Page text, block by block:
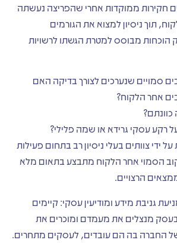
חקירות ממוקדות אחרי שהפריצה נעשתה
תוך ניסיון למצוא את הגורמים
הוכחות מבוסס למטרת הגשתו לרשויות
סמויים שנערכים לצורך בדיקה האם
אחר הלקוח?
עסקי גרידא או שמה פלילי?
ידי צוותים בעלי ניסיון רב בתחום פעילות
הסמוי אחר הלקוח מתבצע בתאום מלא
הרצויים.
גניבת מידע ומודיעין עסקי: קיימים
מנצלים את מעמדם ומוכרים את
החברה בה הם עובדים, לעסקים מתחרים.